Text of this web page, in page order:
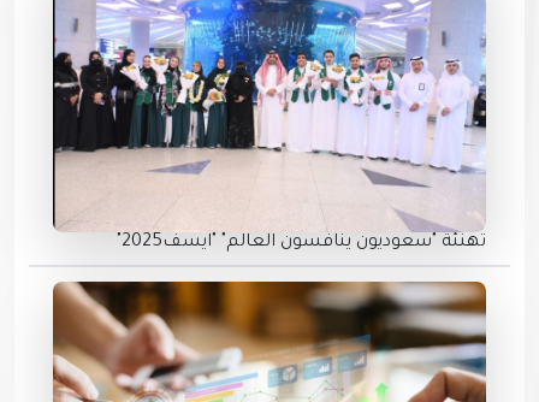
تهنئة "سعوديون ينافسون العالم" "ايسف2025"